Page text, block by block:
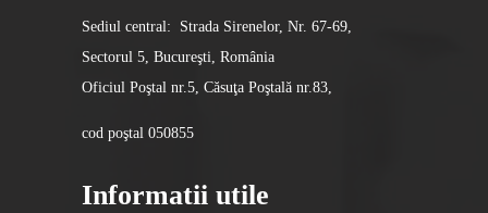
Sediul central: Strada Sirenelor, Nr. 67-69,
Sectorul 5, Bucureşti, România
Oficiul Poştal nr.5, Căsuţa Poştală nr.83,
cod poştal 050855
Informatii utile